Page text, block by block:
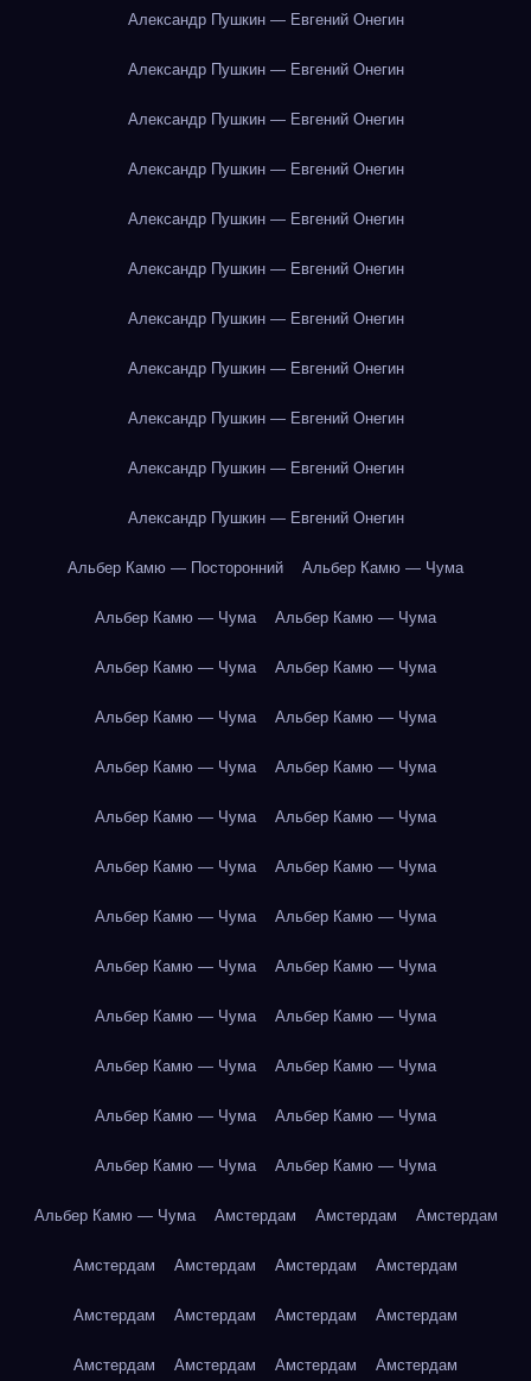
Александр Пушкин — Евгений Онегин
Александр Пушкин — Евгений Онегин
Александр Пушкин — Евгений Онегин
Александр Пушкин — Евгений Онегин
Александр Пушкин — Евгений Онегин
Александр Пушкин — Евгений Онегин
Александр Пушкин — Евгений Онегин
Александр Пушкин — Евгений Онегин
Александр Пушкин — Евгений Онегин
Александр Пушкин — Евгений Онегин
Александр Пушкин — Евгений Онегин
Альбер Камю — Посторонний Альбер Камю — Чума
Альбер Камю — Чума Альбер Камю — Чума
Альбер Камю — Чума Альбер Камю — Чума
Альбер Камю — Чума Альбер Камю — Чума
Альбер Камю — Чума Альбер Камю — Чума
Альбер Камю — Чума Альбер Камю — Чума
Альбер Камю — Чума Альбер Камю — Чума
Альбер Камю — Чума Альбер Камю — Чума
Альбер Камю — Чума Альбер Камю — Чума
Альбер Камю — Чума Альбер Камю — Чума
Альбер Камю — Чума Альбер Камю — Чума
Альбер Камю — Чума Альбер Камю — Чума
Альбер Камю — Чума Альбер Камю — Чума
Альбер Камю — Чума Амстердам Амстердам Амстердам
Амстердам Амстердам Амстердам Амстердам
Амстердам Амстердам Амстердам Амстердам
Амстердам Амстердам Амстердам Амстердам